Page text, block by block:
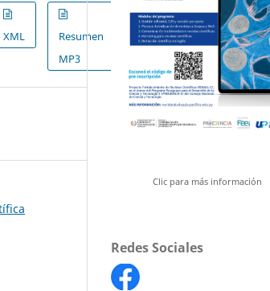
XML
Resumen
MP3
Clic para más información
Redes Sociales